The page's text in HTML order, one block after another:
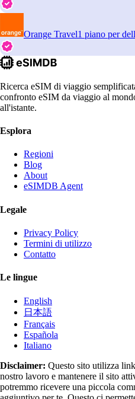
Orange Travel1 piano per
Ricerca eSIM di viaggio
confronto eSIM da viaggio al
all'istante.
Esplora
Regioni
Blog
About
eSIMDB Agent
Legale
Privacy Policy
Termini di utilizzo
Contatto
Le lingue
English
日本語
Français
Española
Italiano
Disclaimer: Questo sito utilizza
nostro lavoro e mantenere il sito
potremmo ricevere una piccola